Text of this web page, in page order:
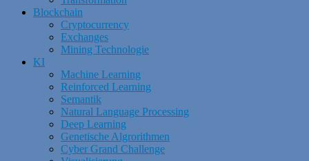
Blockchain
Cryptocurrency
Exchanges
Mining Technologie
KI
Machine Learning
Reinforced Learning
Semantik
Natural Language Processing
Deep Learning
Genetische Algrorithmen
Cyber Grand Challenge